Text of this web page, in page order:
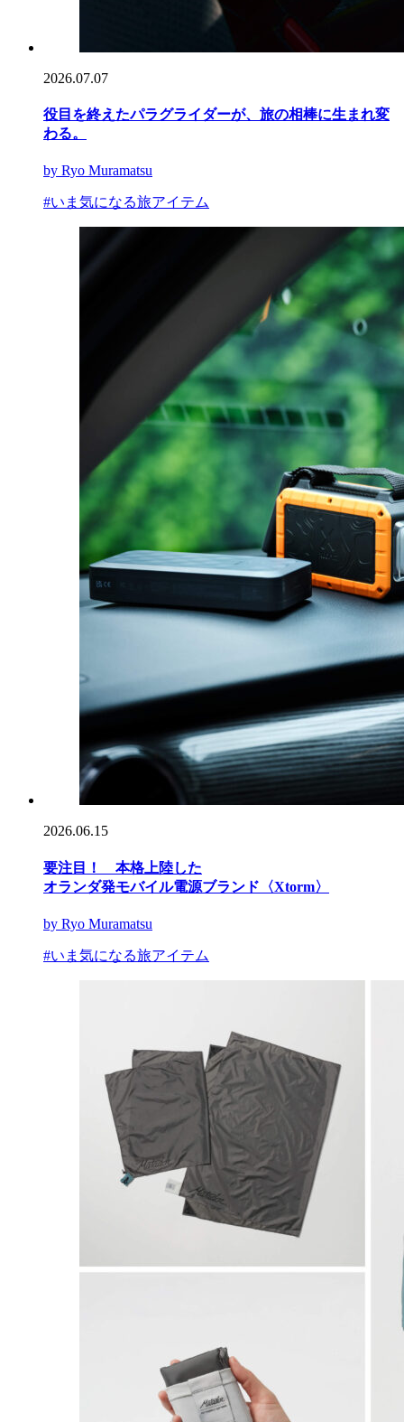
2026.07.07
役目を終えたパラグライダーが、旅の相棒に生まれ変
わる。
by Ryo Muramatsu
#いま気になる旅アイテム
2026.06.15
要注目！ 本格上陸した
オランダ発モバイル電源ブランド〈Xtorm〉
by Ryo Muramatsu
#いま気になる旅アイテム